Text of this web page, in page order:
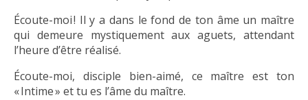
Écoute-moi ! Il y a dans le fond de ton âme un maître
qui demeure mystiquement aux aguets, attendant
l’heure d’être réalisé.
Écoute-moi, disciple bien-aimé, ce maître est ton
« Intime » et tu es l’âme du maître.